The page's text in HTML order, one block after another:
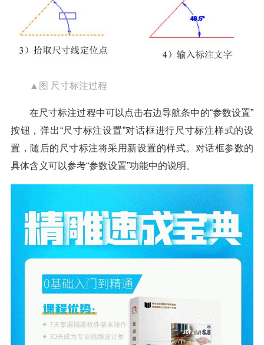
▲图 尺寸标注过程
在尺寸标注过程中可以点击右边导航条中的“参数设置”
按钮，弹出“尺寸标注设置”对话框进行尺寸标注样式的设
置，随后的尺寸标注将采用新设置的样式。对话框参数的
具体含义可以参考“参数设置”功能中的说明。